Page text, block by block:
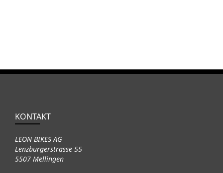
KONTAKT
LEON BIKES AG
Lenzburgerstrasse 55
5507 Mellingen